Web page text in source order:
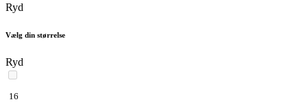
Ryd
Vælg din størrelse
Ryd
16